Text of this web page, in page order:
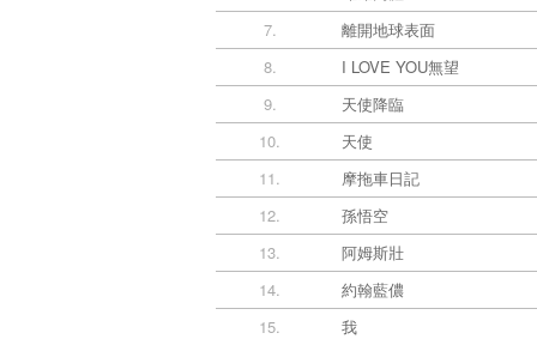
7.
離開地球表面
8.
I LOVE YOU無望
9.
天使降臨
10.
天使
11.
摩拖車日記
12.
孫悟空
13.
阿姆斯壯
14.
約翰藍儂
15.
我